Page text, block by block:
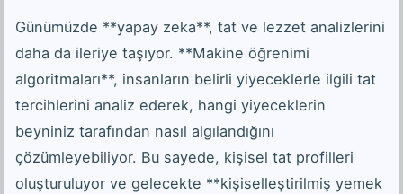
Günümüzde **yapay zeka**, tat ve lezzet analizlerini
daha da ileriye taşıyor. **Makine öğrenimi
algoritmaları**, insanların belirli yiyeceklerle ilgili tat
tercihlerini analiz ederek, hangi yiyeceklerin
beyniniz tarafından nasıl algılandığını
çözümleyebiliyor. Bu sayede, kişisel tat profilleri
oluşturuluyor ve gelecekte **kişiselleştirilmiş yemek